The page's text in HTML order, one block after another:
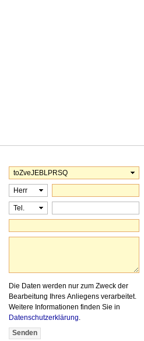
Die Daten werden nur zum Zweck der
Bearbeitung Ihres Anliegens verarbeitet.
Weitere Informationen finden Sie in
Datenschutzerklärung